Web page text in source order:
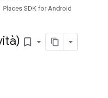
Places SDK for Android
bookmark_border